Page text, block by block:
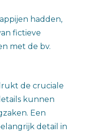
hadden,
fictieve
met de bv.
de cruciale
kunnen
Een
detail in